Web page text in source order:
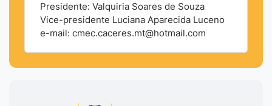
Presidente: Valquiria Soares de Souza
Vice-presidente Luciana Aparecida Luceno
e-mail: cmec.caceres.mt@hotmail.com